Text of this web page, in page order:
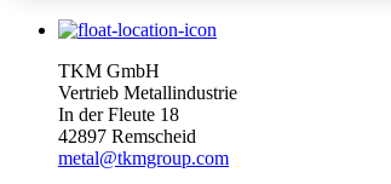
TKM GmbH
Vertrieb Metallindustrie
In der Fleute 18
42897 Remscheid
metal@tkmgroup.com